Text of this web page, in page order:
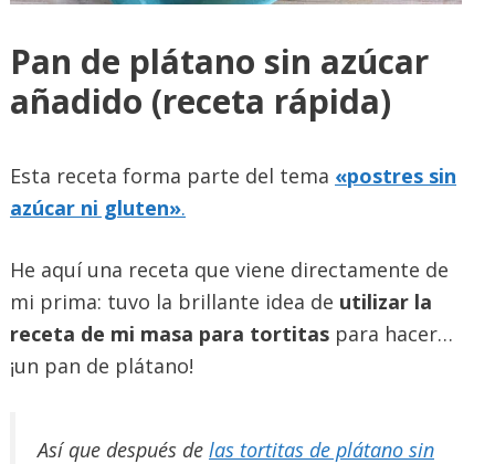
Pan de plátano sin azúcar
añadido (receta rápida)
Esta receta forma parte del tema «postres sin
azúcar ni gluten».
He aquí una receta que viene directamente de
mi prima: tuvo la brillante idea de utilizar la
receta de mi masa para tortitas para hacer…
¡un pan de plátano!
Así que después de las tortitas de plátano sin